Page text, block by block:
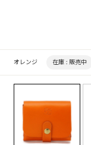
オレンジ 在庫 : 販売中